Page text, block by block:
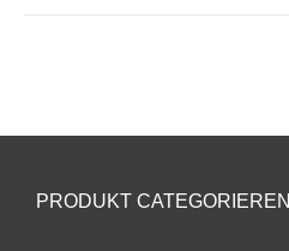
PRODUKT CATEGORIEREN